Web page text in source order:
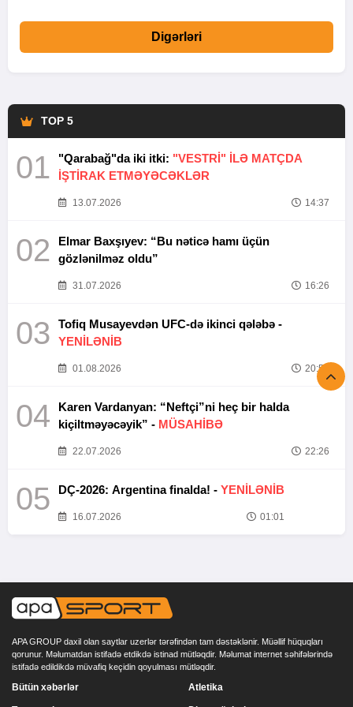
Digərləri
TOP 5
01 "Qarabağ"da iki itki: "VESTRİ" İLƏ MATÇDA
İŞTİRAK ETMƏYƏCƏKLƏR
13.07.2026 14:37
02
Elmar Baxşıyev: “Bu nəticə hamı üçün
gözlənilməz oldu”
31.07.2026 16:26
03
Tofiq Musayevdən UFC-də ikinci qələbə -
YENİLƏNİB
01.08.2026 20:52
04
Karen Vardanyan: “Neftçi”ni heç bir halda
kiçiltməyəcəyik” - MÜSAHİBƏ
22.07.2026 22:26
05 DÇ-2026: Argentina finalda! - YENİLƏNİB
16.07.2026 01:01
APA GROUP daxil olan saytlar uzerlər tərəfindən tam dəstəklənir. Müəllif hüquqları
qorunur. Məlumatdan istifadə etdikdə istinad mütləqdir. Məlumat internet səhifələrində
istifadə edildikdə müvafiq keçidin qoyulması mütləqdir.
Bütün xəbərlər Atletika